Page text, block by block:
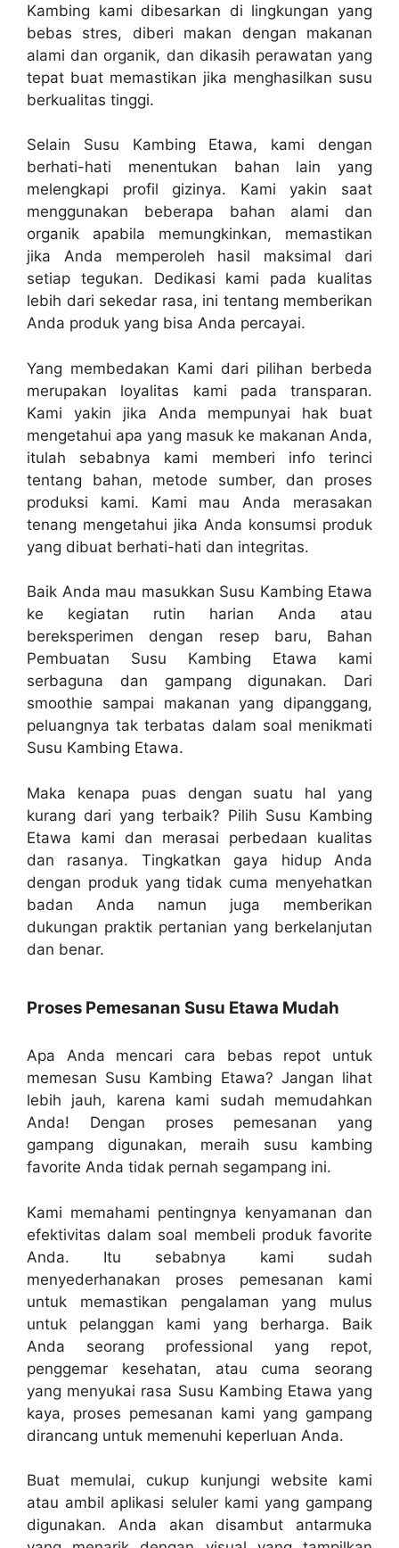
Kambing kami dibesarkan di lingkungan yang
bebas stres, diberi makan dengan makanan
alami dan organik, dan dikasih perawatan yang
tepat buat memastikan jika menghasilkan susu
berkualitas tinggi.
Selain Susu Kambing Etawa, kami dengan
berhati-hati menentukan bahan lain yang
melengkapi profil gizinya. Kami yakin saat
menggunakan beberapa bahan alami dan
organik apabila memungkinkan, memastikan
jika Anda memperoleh hasil maksimal dari
setiap tegukan. Dedikasi kami pada kualitas
lebih dari sekedar rasa, ini tentang memberikan
Anda produk yang bisa Anda percayai.
Yang membedakan Kami dari pilihan berbeda
merupakan loyalitas kami pada transparan.
Kami yakin jika Anda mempunyai hak buat
mengetahui apa yang masuk ke makanan Anda,
itulah sebabnya kami memberi info terinci
tentang bahan, metode sumber, dan proses
produksi kami. Kami mau Anda merasakan
tenang mengetahui jika Anda konsumsi produk
yang dibuat berhati-hati dan integritas.
Baik Anda mau masukkan Susu Kambing Etawa
ke kegiatan rutin harian Anda atau
bereksperimen dengan resep baru, Bahan
Pembuatan Susu Kambing Etawa kami
serbaguna dan gampang digunakan. Dari
smoothie sampai makanan yang dipanggang,
peluangnya tak terbatas dalam soal menikmati
Susu Kambing Etawa.
Maka kenapa puas dengan suatu hal yang
kurang dari yang terbaik? Pilih Susu Kambing
Etawa kami dan merasai perbedaan kualitas
dan rasanya. Tingkatkan gaya hidup Anda
dengan produk yang tidak cuma menyehatkan
badan Anda namun juga memberikan
dukungan praktik pertanian yang berkelanjutan
dan benar.
Proses Pemesanan Susu Etawa Mudah
Apa Anda mencari cara bebas repot untuk
memesan Susu Kambing Etawa? Jangan lihat
lebih jauh, karena kami sudah memudahkan
Anda! Dengan proses pemesanan yang
gampang digunakan, meraih susu kambing
favorite Anda tidak pernah segampang ini.
Kami memahami pentingnya kenyamanan dan
efektivitas dalam soal membeli produk favorite
Anda. Itu sebabnya kami sudah
menyederhanakan proses pemesanan kami
untuk memastikan pengalaman yang mulus
untuk pelanggan kami yang berharga. Baik
Anda seorang professional yang repot,
penggemar kesehatan, atau cuma seorang
yang menyukai rasa Susu Kambing Etawa yang
kaya, proses pemesanan kami yang gampang
dirancang untuk memenuhi keperluan Anda.
Buat memulai, cukup kunjungi website kami
atau ambil aplikasi seluler kami yang gampang
digunakan. Anda akan disambut antarmuka